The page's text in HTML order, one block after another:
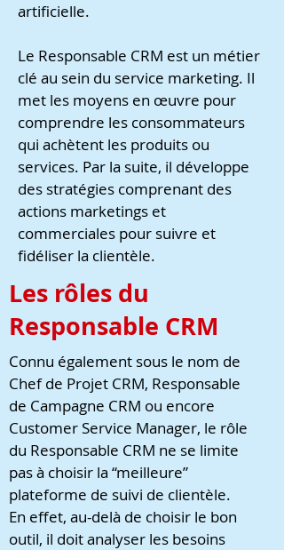
artificielle.
Le Responsable CRM est un métier
clé au sein du service marketing. Il
met les moyens en œuvre pour
comprendre les consommateurs
qui achètent les produits ou
services. Par la suite, il développe
des stratégies comprenant des
actions marketings et
commerciales pour suivre et
fidéliser la clientèle.
Les rôles du
Responsable CRM
Connu également sous le nom de
Chef de Projet CRM, Responsable
de Campagne CRM ou encore
Customer Service Manager, le rôle
du Responsable CRM ne se limite
pas à choisir la “meilleure”
plateforme de suivi de clientèle.
En effet, au-delà de choisir le bon
outil, il doit analyser les besoins